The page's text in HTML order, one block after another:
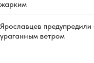
жарким
Ярославцев
ураганным ветром